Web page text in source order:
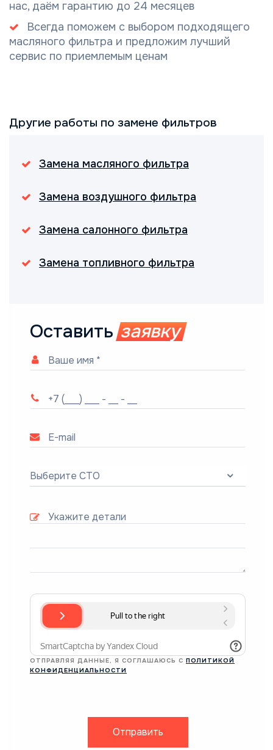
нас, даём гарантию до 24 месяцев
Всегда поможем с выбором подходящего
масляного фильтра и предложим лучший
сервис по приемлемым ценам
Другие работы по замене фильтров
Замена масляного фильтра
Замена воздушного фильтра
Замена салонного фильтра
Замена топливного фильтра
Оставить заявку
Выберите СТО
ОТПРАВЛЯЯ ДАННЫЕ, Я СОГЛАШАЮСЬ С ПОЛИТИКОЙ
КОНФИДЕНЦИАЛЬНОСТИ
Отправить